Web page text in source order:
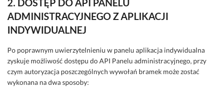
2. DOSTĘP DO API PANELU
ADMINISTRACYJNEGO Z APLIKACJI
INDYWIDUALNEJ
Po poprawnym uwierzytelnieniu w panelu aplikacja indywidualna
zyskuje możliwość dostępu do API Panelu administracyjnego, przy
czym autoryzacja poszczególnych wywołań bramek może zostać
wykonana na dwa sposoby: